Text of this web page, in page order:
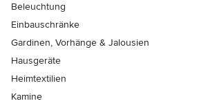
Beleuchtung
Einbauschränke
Gardinen, Vorhänge & Jalousien
Hausgeräte
Heimtextilien
Kamine